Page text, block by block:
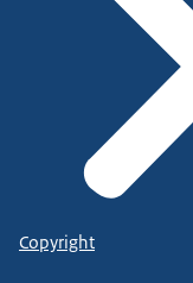
Copyright